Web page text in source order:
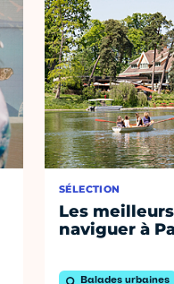
SÉLECTION
Les
naviguer à
Balades urbaines